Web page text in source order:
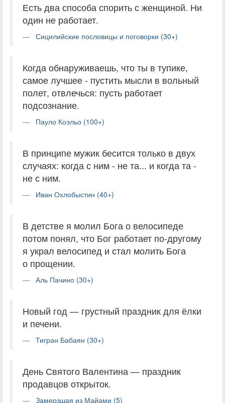
Есть два способа спорить с женщиной. Ни
один не работает.
Сицилийские пословицы и поговорки (30+)
Когда обнаруживаешь, что ты в тупике,
самое лучшее - пустить мысли в вольный
полет, отвлечься: пусть работает
подсознание.
Пауло Коэльо (100+)
В принципе мужик бесится только в двух
случаях: когда с ним - не та... и когда та -
не с ним.
Иван Охлобыстин (40+)
В детстве я молил Бога о велосипеде
потом понял, что Бог работает по-другому
я украл велосипед и стал молить Бога
о прощении.
Аль Пачино (30+)
Новый год — грустный праздник для ёлки
и печени.
Тигран Бабаян (30+)
День Святого Валентина — праздник
продавцов открыток.
Замерзшая из Майами (5)